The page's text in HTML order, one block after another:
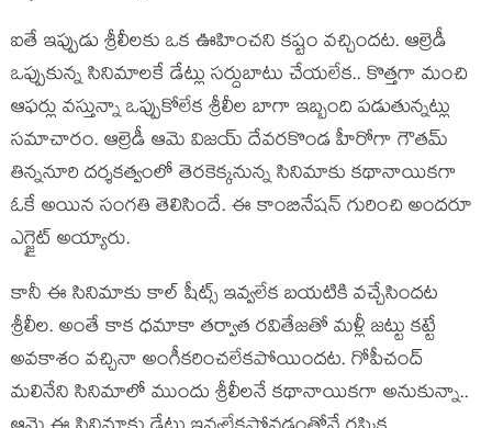
ఐతే ఇప్పుడు శ్రీలీల‌కు ఒక ఊహించ‌ని క‌ష్టం వ‌చ్చింద‌ట‌. ఆల్రెడీ
ఒప్పుకున్న సినిమాల‌కే డేట్లు స‌ర్దుబాటు చేయ‌లేక.. కొత్త‌గా మంచి
ఆఫ‌ర్లు వ‌స్తున్నా ఒప్పుకోలేక శ్రీలీల బాగా ఇబ్బంది ప‌డుతున్న‌ట్లు
స‌మాచారం. ఆల్రెడీ ఆమె విజ‌య్ దేవ‌ర‌కొండ హీరోగా గౌత‌మ్
తిన్న‌నూరి ద‌ర్శ‌క‌త్వంలో తెర‌కెక్కనున్న సినిమాకు క‌థానాయిక‌గా
ఓకే అయిన సంగ‌తి తెలిసిందే. ఈ కాంబినేష‌న్ గురించి అంద‌రూ
ఎగ్జైట్ అయ్యారు.
కానీ ఈ సినిమాకు కాల్ షీట్స్ ఇవ్వ‌లేక బ‌య‌టికి వ‌చ్చేసింద‌ట
శ్రీలీల‌. అంతే కాక ధ‌మాకా త‌ర్వాత ర‌వితేజ‌తో మ‌ళ్లీ జ‌ట్టు క‌ట్టే
అవ‌కాశం వ‌చ్చినా అంగీక‌రించ‌లేక‌పోయింద‌ట‌. గోపీచంద్
మ‌లినేని సినిమాలో ముందు శ్రీలీల‌నే క‌థానాయిక‌గా అనుకున్నా..